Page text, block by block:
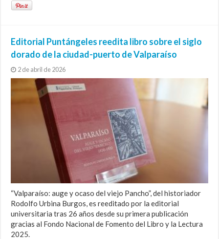
Editorial Puntángeles reedita libro sobre el siglo
dorado de la ciudad-puerto de Valparaíso
2 de abril de 2026
“Valparaíso: auge y ocaso del viejo Pancho”, del historiador
Rodolfo Urbina Burgos, es reeditado por la editorial
universitaria tras 26 años desde su primera publicación
gracias al Fondo Nacional de Fomento del Libro y la Lectura
2025.